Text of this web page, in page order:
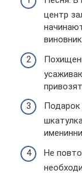
центр
Подарок
Не